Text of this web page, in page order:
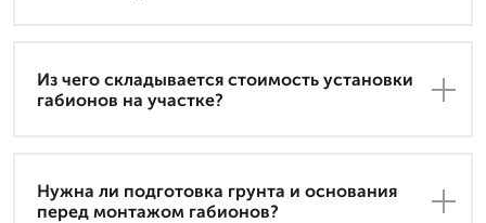
Из чего складывается стоимость установки
габионов на участке?
Нужна ли подготовка грунта и основания
перед монтажом габионов?